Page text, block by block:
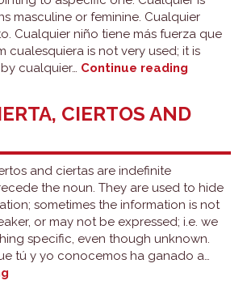
masculine or feminine. Cualquier
Cualquier niño tiene más fuerza que
cualesquiera is not very used; it is
cualquier… Continue reading
CIERTOS AND
and ciertas are indefinite
the noun. They are used to hide
sometimes the information is not
or may not be expressed; i.e. we
specific, even though unknown.
tú y yo conocemos ha ganado a…